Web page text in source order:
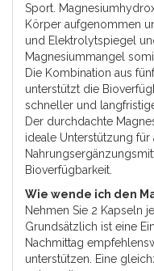
Sport.
Körper aufgenommen
und Elektrolytspiegel
Magnesiummangel
Die Kombination aus
unterstützt die
schneller und
Der durchdachte
ideale Unterstützung
Bioverfügbarkeit.
Wie wende ich den
Nehmen Sie 2 Kapseln
Grundsätzlich ist eine
Nachmittag
unterstützen. Eine